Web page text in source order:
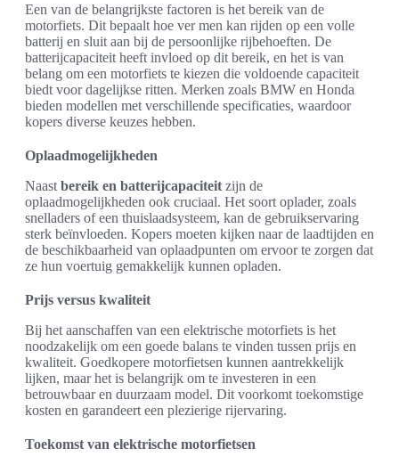
Een van de belangrijkste factoren is het bereik van de
motorfiets. Dit bepaalt hoe ver men kan rijden op een volle
batterij en sluit aan bij de persoonlijke rijbehoeften. De
batterijcapaciteit heeft invloed op dit bereik, en het is van
belang om een motorfiets te kiezen die voldoende capaciteit
biedt voor dagelijkse ritten. Merken zoals BMW en Honda
bieden modellen met verschillende specificaties, waardoor
kopers diverse keuzes hebben.
Oplaadmogelijkheden
Naast bereik en batterijcapaciteit zijn de
oplaadmogelijkheden ook cruciaal. Het soort oplader, zoals
snelladers of een thuislaadsysteem, kan de gebruikservaring
sterk beïnvloeden. Kopers moeten kijken naar de laadtijden en
de beschikbaarheid van oplaadpunten om ervoor te zorgen dat
ze hun voertuig gemakkelijk kunnen opladen.
Prijs versus kwaliteit
Bij het aanschaffen van een elektrische motorfiets is het
noodzakelijk om een goede balans te vinden tussen prijs en
kwaliteit. Goedkopere motorfietsen kunnen aantrekkelijk
lijken, maar het is belangrijk om te investeren in een
betrouwbaar en duurzaam model. Dit voorkomt toekomstige
kosten en garandeert een plezierige rijervaring.
Toekomst van elektrische motorfietsen